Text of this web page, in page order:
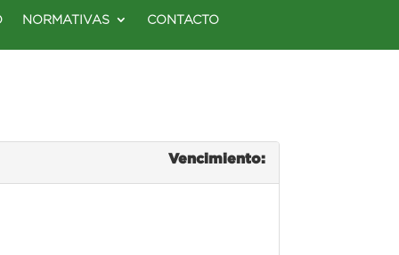
NORMATIVAS CONTACTO
Vencimiento: